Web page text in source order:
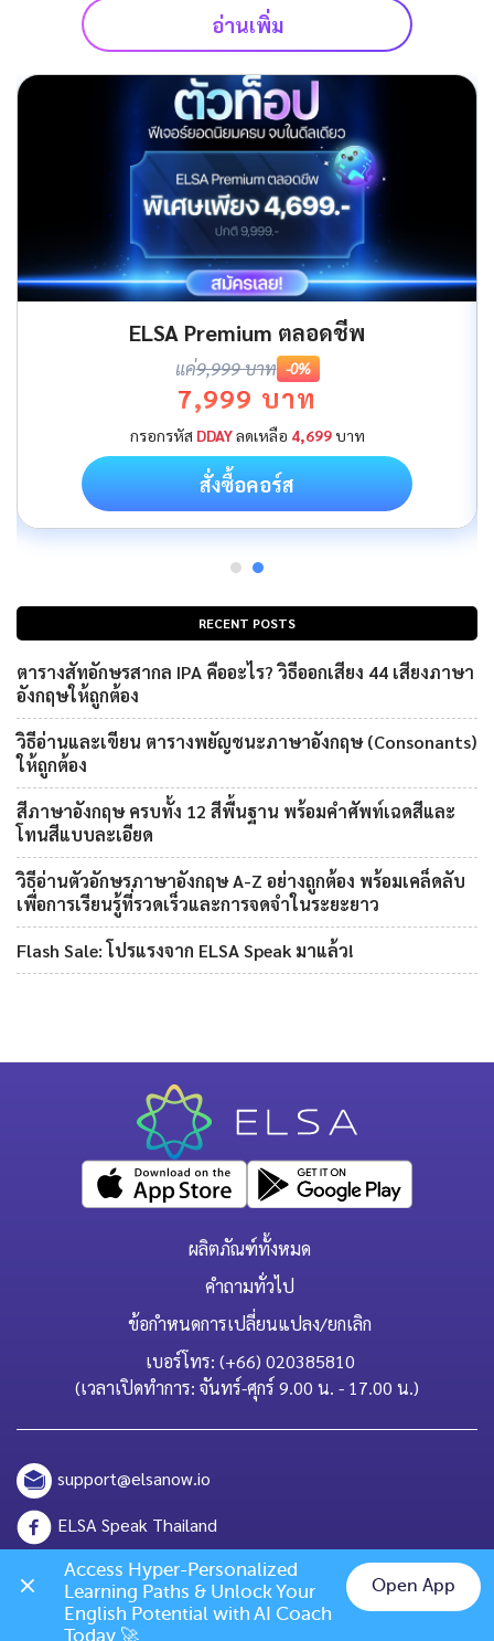
อ่านเพิ่ม
RECENT POSTS
ตารางสัทอักษรสากล IPA คืออะไร? วิธีออกเสียง 44 เสียงภาษา
อังกฤษให้ถูกต้อง
วิธีอ่านและเขียน ตารางพยัญชนะภาษาอังกฤษ (Consonants)
ให้ถูกต้อง
สีภาษาอังกฤษ ครบทั้ง 12 สีพื้นฐาน พร้อมคำศัพท์เฉดสีและ
โทนสีแบบละเอียด
วิธีอ่านตัวอักษรภาษาอังกฤษ A-Z อย่างถูกต้อง พร้อมเคล็ดลับ
เพื่อการเรียนรู้ที่รวดเร็วและการจดจำในระยะยาว
Flash Sale: โปรแรงจาก ELSA Speak มาแล้ว!
ELSA Premium ตลอดชีพ
แค่9,999 บาท -0%
7,999 บาท
กรอกรหัส DDAYลดเหลือ 4,699บาท
สั่งซื้อคอร์ส
ผลิตภัณฑ์ทั้งหมด
คำถามทั่วไป
ข้อกำหนดการเปลี่ยนแปลง/ยกเลิก
เบอร์โทร: (+66) 020385810
(เวลาเปิดทำการ: จันทร์-ศุกร์ 9.00 น. - 17.00 น.)
support@elsanow.io
ELSA Speak Thailand
Channel ID: @elsaspeak
139 Old Orchard Dr, Los Gatos, CA 95032Chat on LINE
Access Hyper-Personalized
Learning Paths & Unlock Your
English Potential with AI Coach
Today 🚀
Open App